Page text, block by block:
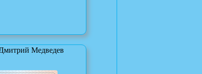
Медведев